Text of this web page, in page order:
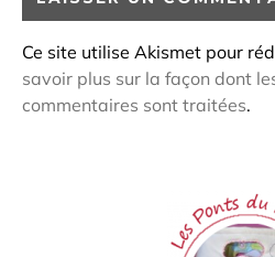
Ce site utilise Akismet pour
savoir plus sur la façon dont
commentaires sont traitées.